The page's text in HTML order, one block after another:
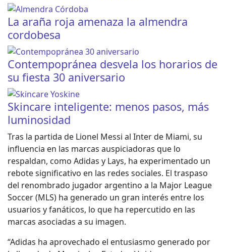
La araña roja amenaza la almendra
cordobesa
Contempopránea desvela los horarios de
su fiesta 30 aniversario
Skincare inteligente: menos pasos, más
luminosidad
Tras la partida de Lionel Messi al Inter de Miami, su
influencia en las marcas auspiciadoras que lo
respaldan, como Adidas y Lays, ha experimentado un
rebote significativo en las redes sociales. El traspaso
del renombrado jugador argentino a la Major League
Soccer (MLS) ha generado un gran interés entre los
usuarios y fanáticos, lo que ha repercutido en las
marcas asociadas a su imagen.
“Adidas ha aprovechado el entusiasmo generado por